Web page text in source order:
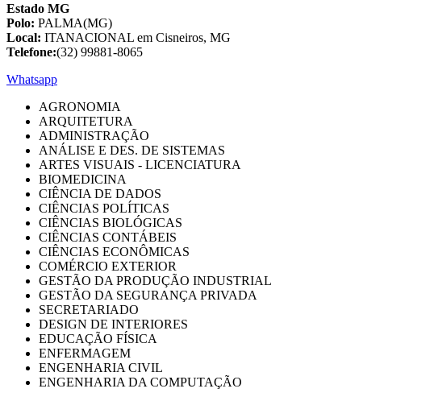
Estado MG
Polo: PALMA(MG)
Local: ITANACIONAL em Cisneiros, MG
Telefone:(32) 99881-8065
Whatsapp
AGRONOMIA
ARQUITETURA
ADMINISTRAÇÃO
ANÁLISE E DES. DE SISTEMAS
ARTES VISUAIS - LICENCIATURA
BIOMEDICINA
CIÊNCIA DE DADOS
CIÊNCIAS POLÍTICAS
CIÊNCIAS BIOLÓGICAS
CIÊNCIAS CONTÁBEIS
CIÊNCIAS ECONÔMICAS
COMÉRCIO EXTERIOR
GESTÃO DA PRODUÇÃO INDUSTRIAL
GESTÃO DA SEGURANÇA PRIVADA
SECRETARIADO
DESIGN DE INTERIORES
EDUCAÇÃO FÍSICA
ENFERMAGEM
ENGENHARIA CIVIL
ENGENHARIA DA COMPUTAÇÃO